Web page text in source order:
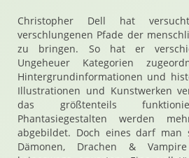
Christopher Dell hat
verschlungenen Pfade der
zu bringen. So hat er
Ungeheuer Kategorien
Hintergrundinformationen und
Illustrationen und Kunstwerken
das größtenteils
Phantasiegestalten werden
abgebildet. Doch eines darf man
Dämonen, Drachen &